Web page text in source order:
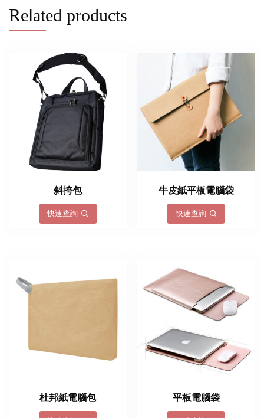
Related products
斜挎包
快速查詢
牛皮紙平板電腦袋
快速查詢
杜邦紙電腦包 平板電腦袋